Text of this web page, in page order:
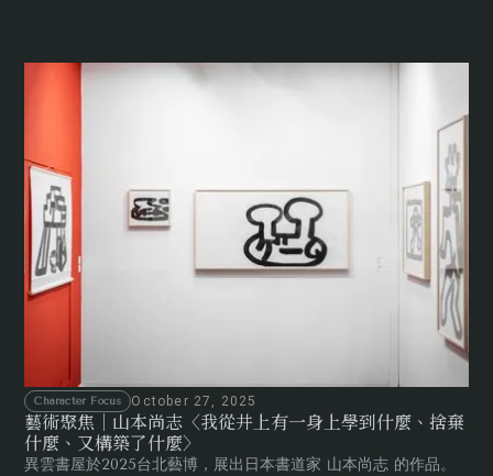
Character Focus October 27, 2025
藝術聚焦｜山本尚志〈我從井上有一身上學到什麼、捨棄
什麼、又構築了什麼〉
異雲書屋於2025台北藝博，展出日本書道家 山本尚志 的作品。